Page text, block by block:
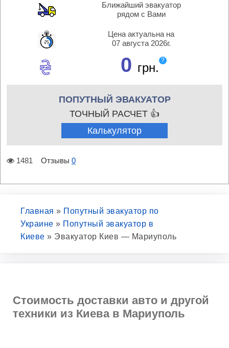
Ближайший эвакуатор
рядом с Вами
Цена актуальна на
07 августа 2026г.
0 грн.
?
ПОПУТНЫЙ ЭВАКУАТОР
ТОЧНЫЙ РАСЧЕТ 👍
Калькулятор
1481 Отзывы 0
Главная » Попутный эвакуатор по
Украине » Попутный эвакуатор в
Киеве » Эвакуатор Киев — Мариуполь
Стоимость доставки авто и другой
техники из Киева в Мариуполь